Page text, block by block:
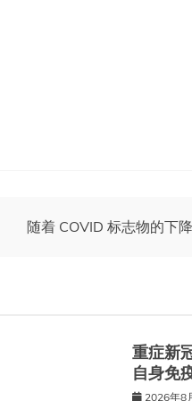
随着 COVID 标志物的下
重症新
自身免
2026年8